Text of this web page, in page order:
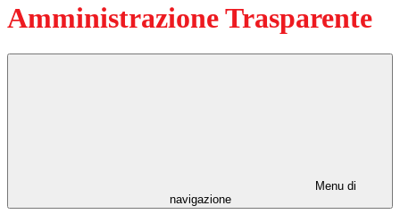
Amministrazione Trasparente
Menu di
navigazione